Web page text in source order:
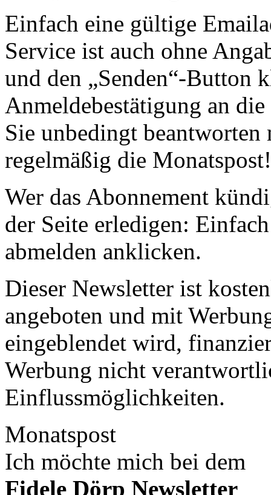
Einfach eine gültige
Service ist auch ohne
und den „Senden“-Button
Anmeldebestätigung an
Sie unbedingt beantworten
regelmäßig die Monatspost!
Wer das Abonnement
der Seite erledigen:
abmelden anklicken.
Dieser Newsletter ist
angeboten und mit
eingeblendet wird,
Werbung nicht
Einflussmöglichkeiten.
Monatspost
Ich möchte mich bei dem
Fidele Dörp Newsletter